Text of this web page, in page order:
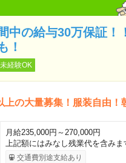
中の給与30万保証
！
経験OK
上の大量募集！服装自由！
月給235,000円～270,000円
上記額にはみなし残業代を含み
交通費別途支給あり